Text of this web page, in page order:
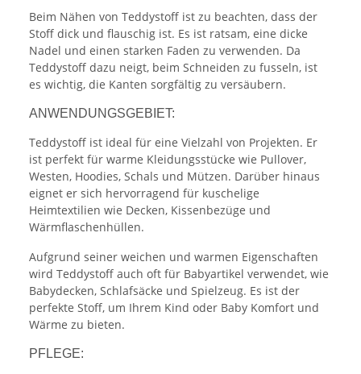
Beim Nähen von Teddystoff ist zu beachten, dass der
Stoff dick und flauschig ist. Es ist ratsam, eine dicke
Nadel und einen starken Faden zu verwenden. Da
Teddystoff dazu neigt, beim Schneiden zu fusseln, ist
es wichtig, die Kanten sorgfältig zu versäubern.
ANWENDUNGSGEBIET:
Teddystoff ist ideal für eine Vielzahl von Projekten. Er
ist perfekt für warme Kleidungsstücke wie Pullover,
Westen, Hoodies, Schals und Mützen. Darüber hinaus
eignet er sich hervorragend für kuschelige
Heimtextilien wie Decken, Kissenbezüge und
Wärmflaschenhüllen.
Aufgrund seiner weichen und warmen Eigenschaften
wird Teddystoff auch oft für Babyartikel verwendet, wie
Babydecken, Schlafsäcke und Spielzeug. Es ist der
perfekte Stoff, um Ihrem Kind oder Baby Komfort und
Wärme zu bieten.
PFLEGE: